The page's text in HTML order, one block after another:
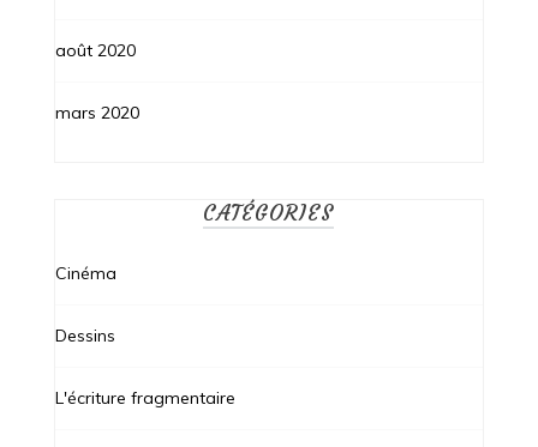
août 2020
mars 2020
CATÉGORIES
Cinéma
Dessins
L'écriture fragmentaire